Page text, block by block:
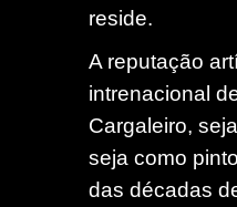
reside.
A reputação
intrenacional
Cargaleiro,
seja como
das décadas